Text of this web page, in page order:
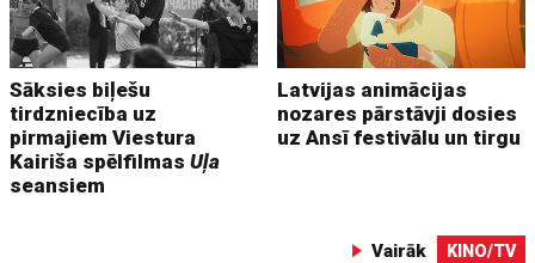
Sāksies biļešu
tirdzniecība uz
pirmajiem Viestura
Kairiša spēlfilmasUļa
seansiem
Latvijas animācijas
nozares pārstāvji dosies
uz Ansī festivālu un tirgu
Vairāk KINO/TV